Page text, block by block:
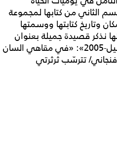
الثاني من كتابها لمجموعة
وتاريخ كتابتها ووسمتها
نذكر قصيدة جميلة بعنوان
«ثرثرة» كتبتها في «سان ميشيل-2005»: «في مقاهي السان
تترسّب ثرثرتي